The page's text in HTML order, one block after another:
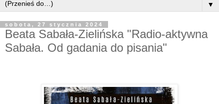
▼
sobota, 27 stycznia 2024
Beata Sabała-Zielińska "Radio-aktywna
Sabała. Od gadania do pisania"